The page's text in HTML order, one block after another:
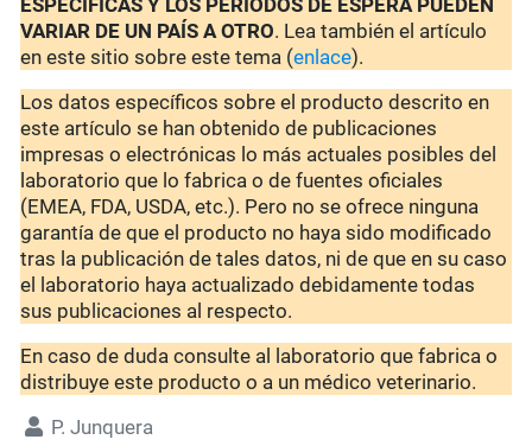
ESPECÍFICAS Y LOS PERIODOS DE ESPERA PUEDEN
VARIAR DE UN PAÍS A OTRO. Lea también el artículo
en este sitio sobre este tema (enlace).
Los datos específicos sobre el producto descrito en
este artículo se han obtenido de publicaciones
impresas o electrónicas lo más actuales posibles del
laboratorio que lo fabrica o de fuentes oficiales
(EMEA, FDA, USDA, etc.). Pero no se ofrece ninguna
garantía de que el producto no haya sido modificado
tras la publicación de tales datos, ni de que en su caso
el laboratorio haya actualizado debidamente todas
sus publicaciones al respecto.
En caso de duda consulte al laboratorio que fabrica o
distribuye este producto o a un médico veterinario.
P. Junquera